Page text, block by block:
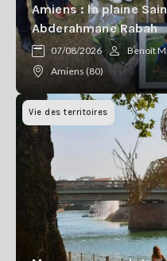
Amiens : la plaine
Abderahmane Rabah
07/08/2026
Benoît
Amiens (80)
Vie des territoires